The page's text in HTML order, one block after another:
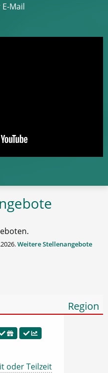
Mail
Weitere Stellenangebote
Region
oder Teilzeit